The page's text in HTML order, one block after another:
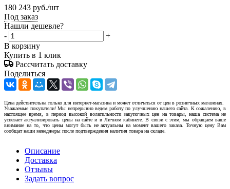
180 243 руб./шт
Под заказ
Нашли дешевле?
-
+
В корзину
Купить в 1 клик
Рассчитать доставку
Поделиться
Цена действительна только для интернет-магазина и может отличаться от цен в розничных магазинах.
Уважаемые покупатели! Мы непрерывно ведем работу по улучшению нашего сайта. К сожалению, в
настоящее время, в период высокой волатильности закупочных цен на товары, наша система не
успевает актуализировать цены на сайте и в Личном кабинете. В связи с этим, мы обращаем ваше
внимание на то, что цены могут быть не актуальны на момент вашего заказа. Точную цену Вам
сообщат наши менеджеры после подтверждения наличия товара на складе.
Описание
Доставка
Отзывы
Задать вопрос